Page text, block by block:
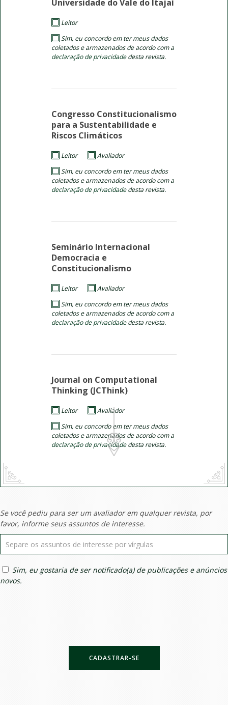
Universidade do Vale do Itajaí
Leitor
coletados e armazenados de acordo com a
declaração de privacidadedesta revista.
Congresso Constitucionalismo
para a Sustentabilidade e
Riscos Climáticos
Leitor
Avaliador
coletados e armazenados de acordo com a
declaração de privacidadedesta revista.
Seminário Internacional
Democracia e
Constitucionalismo
Leitor
Avaliador
coletados e armazenados de acordo com a
declaração de privacidadedesta revista.
Journal on Computational
Thinking (JCThink)
Leitor
Avaliador
coletados e armazenados de acordo com a
declaração de privacidadedesta revista.
Se você pediu para ser um avaliador em qualquer revista, por
favor, informe seus assuntos de interesse.
Sim, eu gostaria de ser notificado(a) de publicações e anúncios
novos.
CADASTRAR-SE